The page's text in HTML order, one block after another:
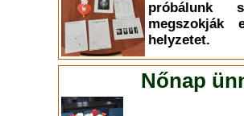
próbálunk
megszokják
helyzetet.
Nőnap